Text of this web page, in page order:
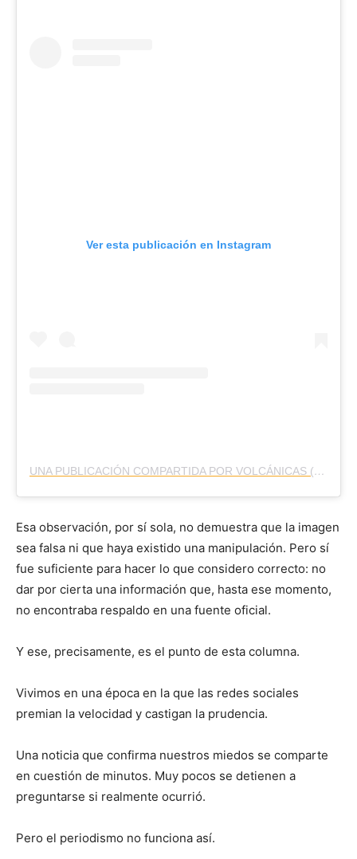
Ver esta publicación en Instagram
UNA PUBLICACIÓN COMPARTIDA POR VOLCÁNICAS (@VOLCANICASREVISTA)
Esa observación, por sí sola, no demuestra que la imagen
sea falsa ni que haya existido una manipulación. Pero sí
fue suficiente para hacer lo que considero correcto: no
dar por cierta una información que, hasta ese momento,
no encontraba respaldo en una fuente oficial.
Y ese, precisamente, es el punto de esta columna.
Vivimos en una época en la que las redes sociales
premian la velocidad y castigan la prudencia.
Una noticia que confirma nuestros miedos se comparte
en cuestión de minutos. Muy pocos se detienen a
preguntarse si realmente ocurrió.
Pero el periodismo no funciona así.